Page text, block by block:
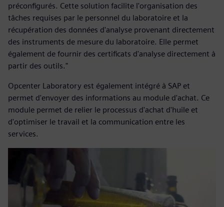
préconfigurés. Cette solution facilite l'organisation des
tâches requises par le personnel du laboratoire et la
récupération des données d'analyse provenant directement
des instruments de mesure du laboratoire. Elle permet
également de fournir des certificats d'analyse directement à
partir des outils."
Opcenter Laboratory est également intégré à SAP et
permet d'envoyer des informations au module d'achat. Ce
module permet de relier le processus d'achat d'huile et
d'optimiser le travail et la communication entre les
services.